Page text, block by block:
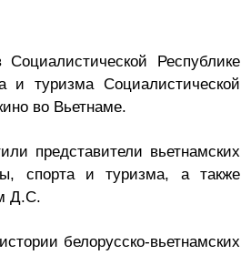
Республике
и туризма Социалистической
во Вьетнаме.
представители вьетнамских
спорта и туризма, а также
Д.С.
белорусско-вьетнамских